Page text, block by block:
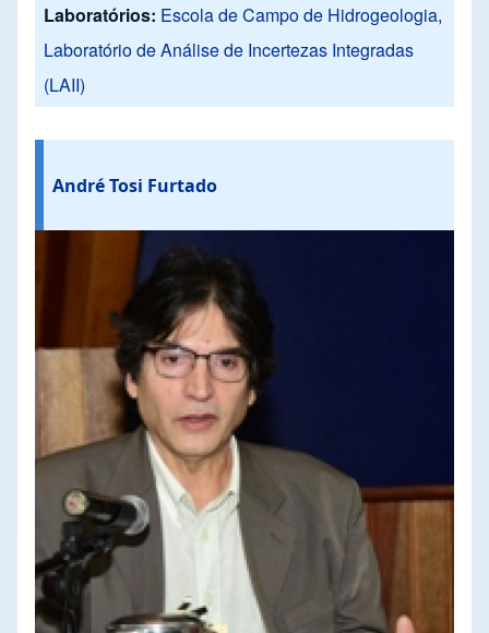
Laboratórios: Escola de Campo de Hidrogeologia,
Laboratório de Análise de Incertezas Integradas
(LAII)
André Tosi Furtado